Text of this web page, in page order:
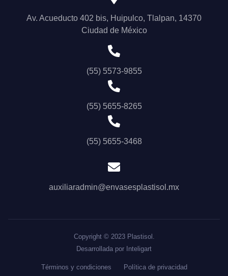
Av. Acueducto 402 bis, Huipulco, Tlalpan, 14370
Ciudad de México
(55) 5573-9855
(55) 5655-8265
(55) 5655-3468
auxiliaradmin@envasesplastisol.mx
Copyright © 2023 Plastisol.
Desarrollada por Inteligart
Términos y condiciones Política de privacidad